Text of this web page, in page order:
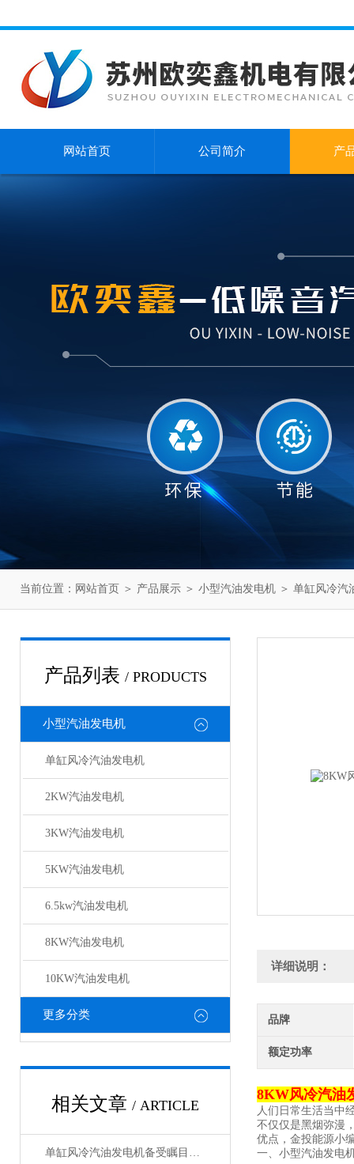
网站首页 公司简介 产
当前位置： 网站首页 ＞ 产品展示 ＞ 小型汽油发电机 ＞ 单缸风冷汽
产品列表 / PRODUCTS
小型汽油发电机
单缸风冷汽油发电机
2KW汽油发电机
3KW汽油发电机
5KW汽油发电机
6.5kw汽油发电机
8KW汽油发电机
10KW汽油发电机
更多分类
相关文章 / ARTICLE
单缸风冷汽油发电机备受瞩目的关键
详细说明：
品牌
额定功率
8KW风冷汽油
人们日常生活当中
不仅仅是黑烟弥漫
优点，金投能源小
一、小型汽油发电